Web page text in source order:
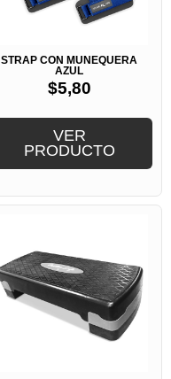
STRAP CON MUÑEQUERA
AZUL
$5,80
VER
PRODUCTO